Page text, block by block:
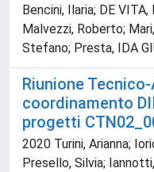
Bencini, Ilaria; DE
Malvezzi, Roberto;
Stefano; Presta, IDA
Riunione
coordinamento
progetti
2020 Turini, Arianna;
Presello, Silvia;